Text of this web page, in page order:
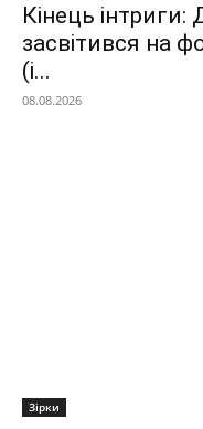
Кінець
засвітився на
(і...
08.08.2026
Зірки